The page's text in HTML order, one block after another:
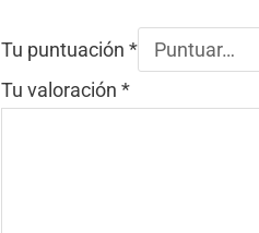
Tu puntuación *
Tu valoración *